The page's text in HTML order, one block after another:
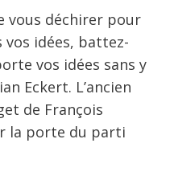
vous déchirer pour
idées, battez-
vos idées sans y
Eckert. L’ancien
de François
la porte du parti